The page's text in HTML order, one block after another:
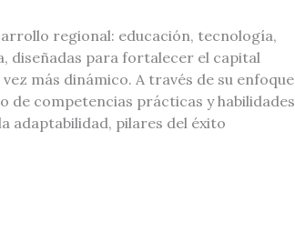
regional: educación, tecnología,
diseñadas para fortalecer el capital
más dinámico. A través de su enfoque
competencias prácticas y habilidades
adaptabilidad, pilares del éxito